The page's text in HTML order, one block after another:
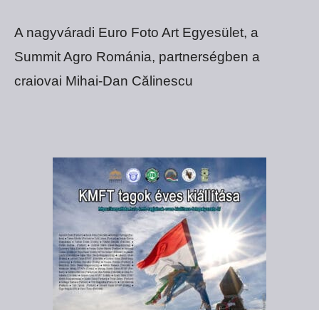
A nagyváradi Euro Foto Art Egyesület, a
Summit Agro Románia, partnerségben a
craiovai Mihai-Dan Călinescu